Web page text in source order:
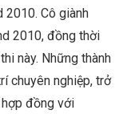
2010. Cô giành
2010, đồng thời
này. Những thành
chuyên nghiệp, trở
đồng với